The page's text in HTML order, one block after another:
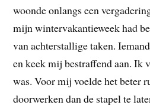
woonde onlangs een
mijn wintervakantieweek had
van achterstallige taken.
en keek mij bestraffend aan. Ik
was. Voor mij voelde het beter
doorwerken dan de stapel te